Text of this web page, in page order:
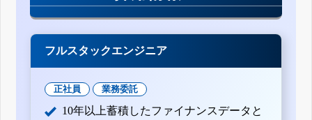
フルスタックエンジニア
正社員 業務委託
10年以上蓄積したファイナンスデータと